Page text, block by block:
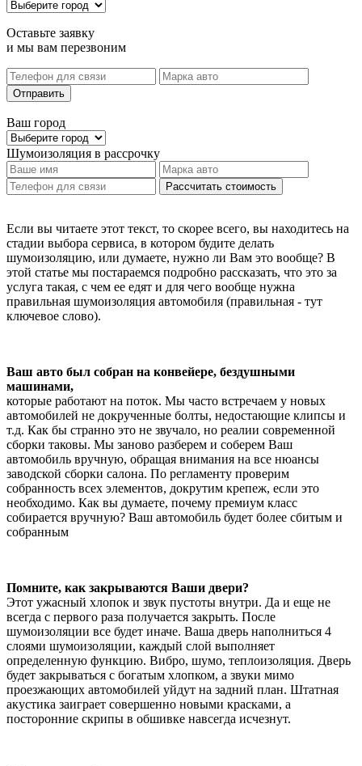
Оставьте заявку
и мы вам перезвоним
Отправить
Ваш город
Шумоизоляция в рассрочку
Рассчитать стоимость
Если вы читаете этот текст, то скорее всего, вы находитесь на
стадии выбора сервиса, в котором будите делать
шумоизоляцию, или думаете, нужно ли Вам это вообще? В
этой статье мы постараемся подробно рассказать, что это за
услуга такая, с чем ее едят и для чего вообще нужна
правильная шумоизоляция автомобиля (правильная - тут
ключевое слово).
Ваш авто был собран на конвейере, бездушными
машинами,
которые работают на поток. Мы часто встречаем у новых
автомобилей не докрученные болты, недостающие клипсы и
т.д. Как бы странно это не звучало, но реалии современной
сборки таковы. Мы заново разберем и соберем Ваш
автомобиль вручную, обращая внимания на все нюансы
заводской сборки салона. По регламенту проверим
собранность всех элементов, докрутим крепеж, если это
необходимо. Как вы думаете, почему премиум класс
собирается вручную? Ваш автомобиль будет более сбитым и
собранным
Помните, как закрываются Ваши двери?
Этот ужасный хлопок и звук пустоты внутри. Да и еще не
всегда с первого раза получается закрыть. После
шумоизоляции все будет иначе. Ваша дверь наполниться 4
слоями шумоизоляции, каждый слой выполняет
определенную функцию. Вибро, шумо, теплоизоляция. Дверь
будет закрываться с богатым хлопком, а звуки мимо
проезжающих автомобилей уйдут на задний план. Штатная
акустика заиграет совершенно новыми красками, а
посторонние скрипы в обшивке навсегда исчезнут.